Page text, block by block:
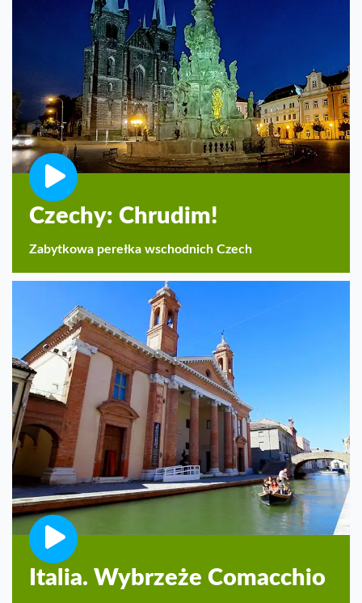
Czechy: Chrudim!
Zabytkowa perełka wschodnich Czech
Italia. Wybrzeże Comacchio